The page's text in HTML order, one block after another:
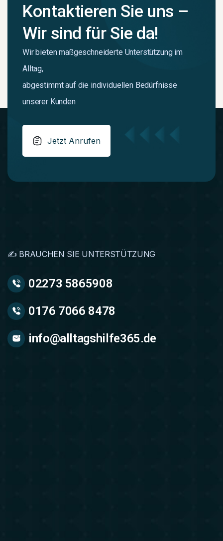
Kontaktieren Sie uns –
Wir sind für Sie da!
Wir bieten maßgeschneiderte Unterstützung im
Alltag,
abgestimmt auf die individuellen Bedürfnisse
unserer Kunden
Jetzt Anrufen
✍️ BRAUCHEN SIE UNTERSTÜTZUNG
02273 5865908
0176 7066 8478
info@alltagshilfe365.de